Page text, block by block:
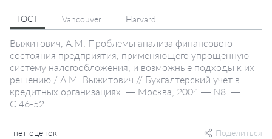
ГОСТ Vancouver Harvard
Выжитович, А.М. Проблемы анализа финансового
состояния предприятия, применяющего упрощенную
систему налогообложения, и возможные подходы к их
решению / А.М. Выжитович // Бухгалтерский учет в
кредитных организациях. — Москва, 2004 — N8. —
С.46-52.
нет оценок Поделиться